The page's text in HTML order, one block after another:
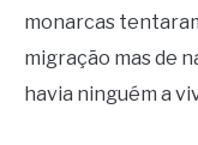
monarcas
migração mas de
havia ninguém a